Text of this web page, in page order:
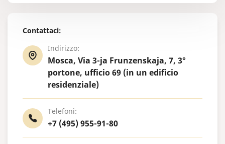
Contattaci:
Indirizzo:
Mosca, Via 3-ja Frunzenskaja, 7, 3°
portone, ufficio 69 (in un edificio
residenziale)
Telefoni:
+7 (495) 955-91-80